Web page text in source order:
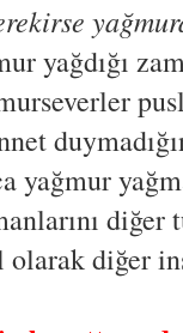
yağdığı
yağmur
olarak diğer